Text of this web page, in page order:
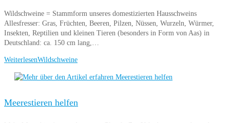
Wildschweine = Stammform unseres domestizierten Hausschweins
Allesfresser: Gras, Früchten, Beeren, Pilzen, Nüssen, Wurzeln, Würmer,
Insekten, Reptilien und kleinen Tieren (besonders in Form von Aas) in
Deutschland: ca. 150 cm lang,…
WeiterlesenWildschweine
Meerestieren helfen